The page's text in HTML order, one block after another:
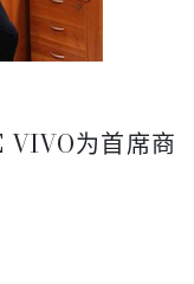
VIVO为首席商